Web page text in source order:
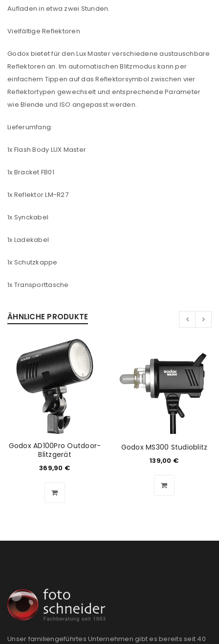
Passwort*
Anmeldeformular geschützt durch
ANMELDEN
PASSWORT VERGESSEN?
REGISTRIEREN
E-Mail-Adresse
Ein Link zum Erstellen eines neuen Passworts wird an
Please select all the ways you would like to hear from
Ich stimme zu
Ja, ich möchte ein Kundenkonto eröffnen und
akzeptiere dieDatenschutzerklärung. *
REGISTRIEREN
Aufladen in etwa zwei Stunden.
Vielfältige Reflektoren
Godox bietet für den Lux Master verschiedene austauschbare
Reflektoren an. Im automatischen Blitzmodus kann per
einfachem Tippen auf das Reflektorsymbol zwischen vier
Reflektortypen gewechselt und entsprechende Parameter
wie Blende und ISO angepasst werden.
Lieferumfang:
1x Flash Body LUX Master
1x Bracket FB01
1x Reflektor LM-R27
1x Synckabel
1x Ladekabel
1x Schutzkappe
1x Transporttasche
ÄHNLICHE PRODUKTE
Godox AD100Pro Outdoor-
Blitzgerät
369,90 €
Godox MS300 Studioblitz
139,00 €
Unser familiengeführtes Unternehmen gibt es bereits seit 40